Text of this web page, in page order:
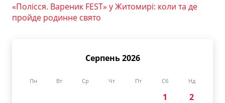
«Полісся. Вареник FEST» у Житомирі: коли та де
пройде родинне свято
Серпень 2026
Пн Вт Ср Чт Пт Сб Нд
1
2